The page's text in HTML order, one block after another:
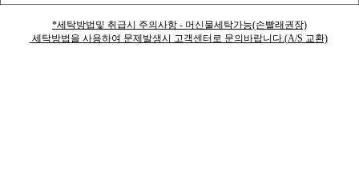
*세탁방법및 취급시 주의사항 - 머신물세탁가능(손빨래권장)
세탁방법을 사용하여 문제발생시 고객센터로 문의바랍니다.(A/S 교환)